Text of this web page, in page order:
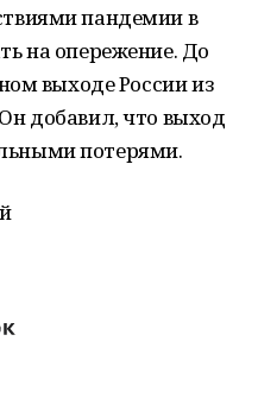
пандемии в
на опережение. До
выходе России из
добавил, что выход
потерями.